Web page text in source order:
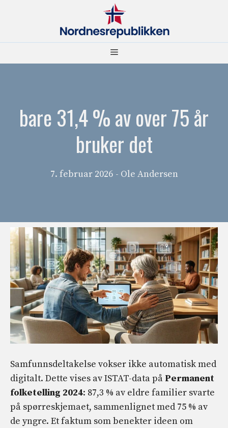
Meny
bare 31,4 % av over 75 år
bruker det
7. februar 2026 - Ole Andersen
Samfunnsdeltakelse vokser ikke automatisk med
digitalt. Dette vises av ISTAT-data på Permanent
folketelling 2024: 87,3 % av eldre familier svarte
på spørreskjemaet, sammenlignet med 75 % av
de yngre. Et faktum som benekter ideen om